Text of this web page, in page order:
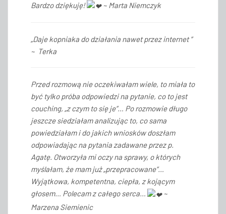
Bardzo dziękuję!
~ Marta Niemczyk
„Daje kopniaka do działania nawet przez internet ”
~ Terka
Przed rozmową nie oczekiwałam wiele, to miała to
być tylko próba odpowiedzi na pytanie, co to jest
couching, „z czym to się je”… Po rozmowie długo
jeszcze siedziałam analizując to, co sama
powiedziałam i do jakich wniosków doszłam
odpowiadając na pytania zadawane przez p.
Agatę. Otworzyła mi oczy na sprawy, o których
myślałam, że mam już „przepracowane”…
Wyjątkowa, kompetentna, ciepła, z kojącym
głosem… Polecam z całego serca…
~
Marzena Siemienic